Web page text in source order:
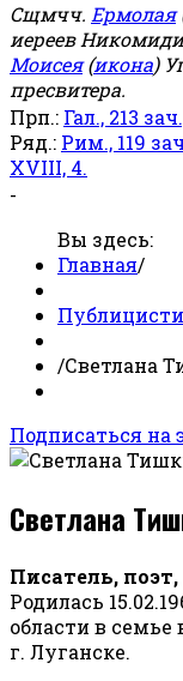
Сщмчч. Ермолая
иереев
Моисея(икона)
пресвитера.
Прп.: Гал., 213
Ряд.: Рим., 119
XVIII, 4.
-
Вы здесь:
Главная/
/Светлана
Подписаться на
Светлана
Писатель,
Родилась
области в семье
г. Луганске.